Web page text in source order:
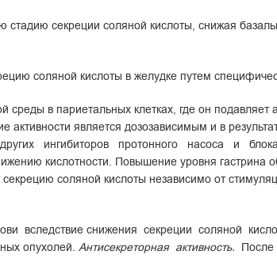
секреции соляной кислоты, снижая
соляной кислоты в желудке путем
в париетальных клетках, где он
является дозозависимым и в
других ингибиторов протонного насоса и
кислотности. Повышение уровня гастрина
соляной кислоты независимо от
вследствие снижения секреции соляной
опухолей. Антисекреторная активность.